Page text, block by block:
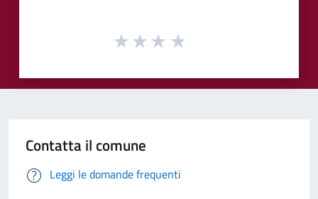
Contatta il comune
Leggi le domande frequenti